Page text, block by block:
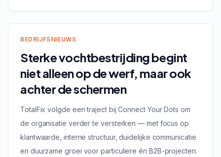
BEDRIJFSNIEUWS
Sterke vochtbestrijding begint
niet alleen op de werf, maar ook
achter de schermen
TotalFix volgde een traject bij Connect Your Dots om
de organisatie verder te versterken — met focus op
klantwaarde, interne structuur, duidelijke communicatie
en duurzame groei voor particuliere én B2B-projecten.